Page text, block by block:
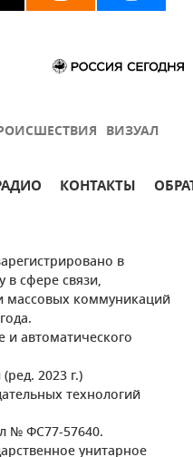
ВИЗУАЛ
КОНТАКТЫ
в
в сфере связи,
массовых коммуникаций
и автоматического
2023 г.)
технологий
№ ФС77-57640.
унитарное